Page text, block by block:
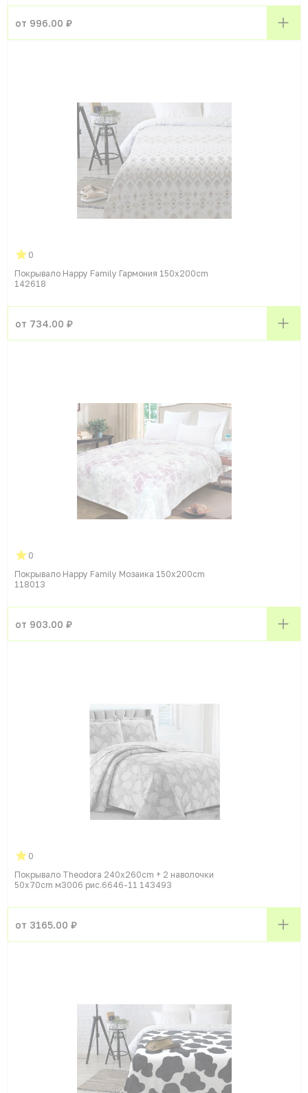
от 996.00 ₽
0
Покрывало Happy Family Гармония 150x200cm
142618
от 734.00 ₽
0
Покрывало Happy Family Мозаика 150x200cm
118013
от 903.00 ₽
0
Покрывало Theodora 240x260cm + 2 наволочки
50x70cm м3006 рис.6646-11 143493
от 3165.00 ₽